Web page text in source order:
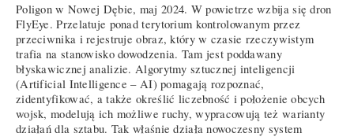
Poligon w Nowej Dębie, maj 2024. W powietrze wzbija się dron
FlyEye. Przelatuje ponad terytorium kontrolowanym przez
przeciwnika i rejestruje obraz, który w czasie rzeczywistym
trafia na stanowisko dowodzenia. Tam jest poddawany
błyskawicznej analizie. Algorytmy sztucznej inteligencji
(Artificial Intelligence – AI) pomagają rozpoznać,
zidentyfikować, a także określić liczebność i położenie obcych
wojsk, modelują ich możliwe ruchy, wypracowują też warianty
działań dla sztabu. Tak właśnie działa nowoczesny system